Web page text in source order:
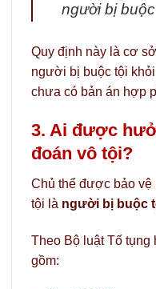
người bị
Quy định này là cơ
người bị buộc tội
chưa có bản án hợp
3. Ai được
đoán vô tội?
Chủ thể được bảo vệ
tội là người bị buộc
Theo Bộ luật Tố
gồm: